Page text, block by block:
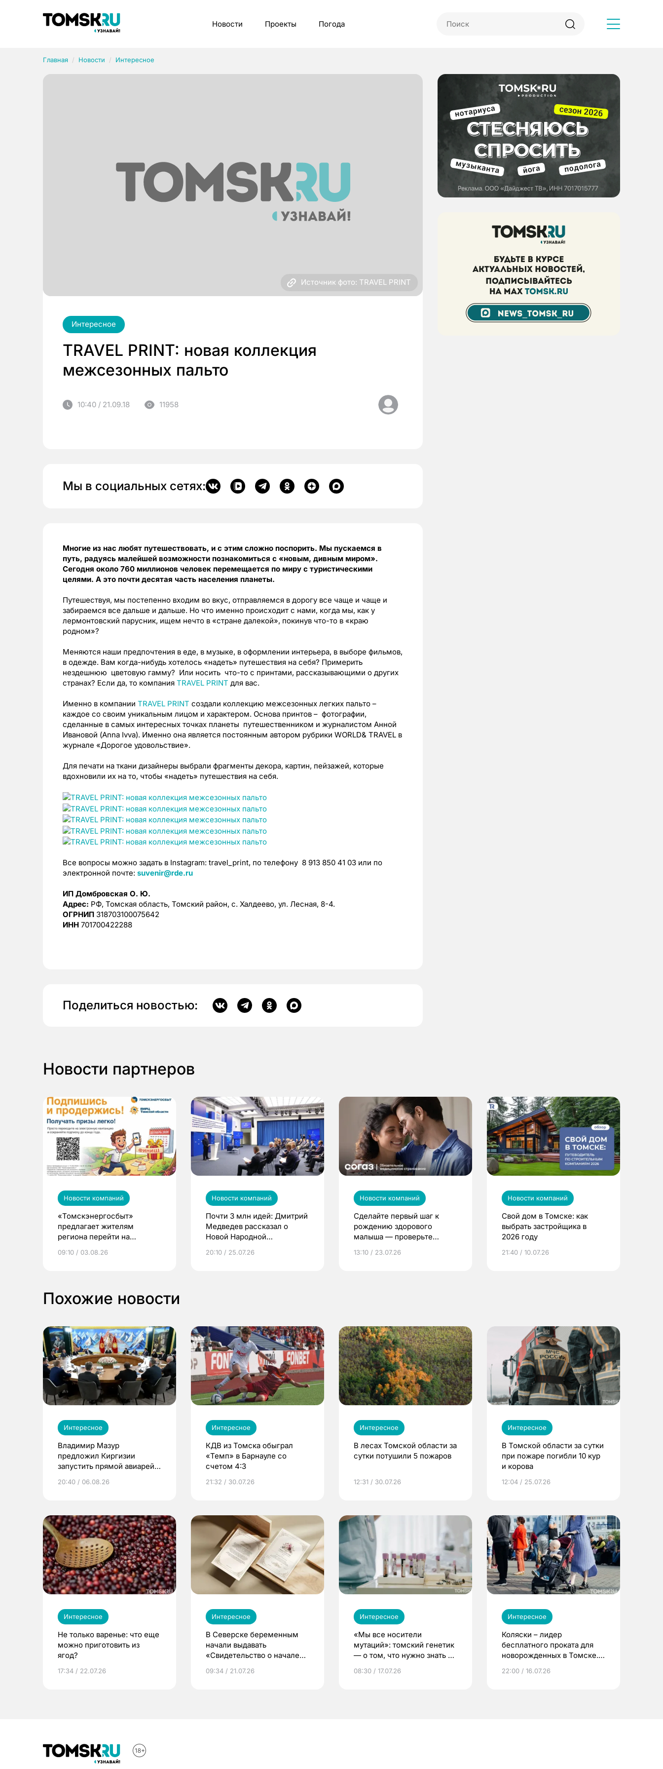
Новости Проекты Погода
Главная Новости Интересное
Источник фото: TRAVEL PRINT
Интересное
TRAVEL PRINT: новая коллекция
межсезонных пальто
10:40 / 21.09.18 11958
Мы в социальных сетях:
Многие из нас любят путешествовать, и с этим сложно поспорить. Мы пускаемся в
путь, радуясь малейшей возможности познакомиться с «новым, дивным миром».
Сегодня около 760 миллионов человек перемещается по миру с туристическими
целями. А это почти десятая часть населения планеты.
Путешествуя, мы постепенно входим во вкус, отправляемся в дорогу все чаще и чаще и
забираемся все дальше и дальше. Но что именно происходит с нами, когда мы, как у
лермонтовский парусник, ищем нечто в «стране далекой», покинув что-то в «краю
родном»?
Меняются наши предпочтения в еде, в музыке, в оформлении интерьера, в выборе фильмов,
в одежде. Вам когда-нибудь хотелось «надеть» путешествия на себя? Примерить
нездешнюю цветовую гамму? Или носить что-то с принтами, рассказывающими о других
странах? Если да, то компания TRAVEL PRINT для вас.
Именно в компании TRAVEL PRINT создали коллекцию межсезонных легких пальто –
каждое со своим уникальным лицом и характером. Основа принтов – фотографии,
сделанные в самых интересных точках планеты путешественником и журналистом Анной
Ивановой (Anna Ivva). Именно она является постоянным автором рубрики WORLD& TRAVEL в
журнале «Дорогое удовольствие».
Для печати на ткани дизайнеры выбрали фрагменты декора, картин, пейзажей, которые
вдохновили их на то, чтобы «надеть» путешествия на себя.
Все вопросы можно задать в Instagram: travel_print, по телефону 8 913 850 41 03 или по
электронной почте: suvenir@rde.ru
ИП Домбровская О. Ю.
Адрес: РФ, Томская область, Томский район, с. Халдеево, ул. Лесная, 8-4.
ОГРНИП 318703100075642
ИНН 701700422288
Поделиться новостью:
Новости партнеров
Новости компаний
«Томскэнергосбыт»
предлагает жителям
региона перейти на
выиграть призы
09:10 / 03.08.26
Новости компаний
Почти 3 млн идей: Дмитрий
Медведев рассказал о
Новой Народной
20:10 / 25.07.26
Новости компаний
Сделайте первый шаг к
рождению здорового
малыша — проверьте
по ОМС!
13:10 / 23.07.26
Новости компаний
Свой дом в Томске: как
выбрать застройщика в
2026 году
21:40 / 10.07.26
Похожие новости
Интересное
Владимир Мазур
предложил Киргизии
запустить прямой авиарейс
20:40 / 06.08.26
Интересное
КДВ из Томска обыграл
«Темп» в Барнауле со
счетом 4:3
21:32 / 30.07.26
Интересное
В лесах Томской области за
сутки потушили 5 пожаров
12:31 / 30.07.26
Интересное
В Томской области за сутки
при пожаре погибли 10 кур
и корова
12:04 / 25.07.26
Интересное
Не только варенье: что еще
можно приготовить из
ягод?
17:34 / 22.07.26
Интересное
В Северске беременным
начали выдавать
«Свидетельство о начале
09:34 / 21.07.26
Интересное
«Мы все носители
мутаций»: томский генетик
— о том, что нужно знать до
08:30 / 17.07.26
Интересное
Коляски – лидер
бесплатного проката для
новорожденных в Томске.
22:00 / 16.07.26
Рубрики